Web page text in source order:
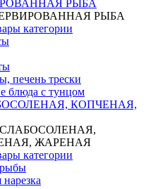
РЫБА
РЫБА
категории
печень трески
блюда с тунцом
КОПЧЕНАЯ,
ЖАРЕНАЯ
категории